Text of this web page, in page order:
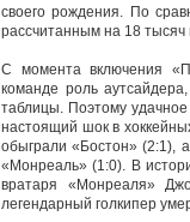
своего рождения. По
рассчитанным на 18 тысяч
С момента включения
команде роль
таблицы. Поэтому
настоящий шок в
обыграли «Бостон» (2:1),
«Монреаль» (1:0). В
вратаря «Монреаля»
легендарный голкипер